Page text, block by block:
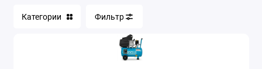
Категории Фильтр